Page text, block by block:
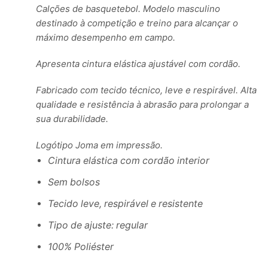
Calções de basquetebol. Modelo masculino
destinado à competição e treino para alcançar o
máximo desempenho em campo.
Apresenta cintura elástica ajustável com cordão.
Fabricado com tecido técnico, leve e respirável. Alta
qualidade e resistência à abrasão para prolongar a
sua durabilidade.
Logótipo Joma em impressão.
Cintura elástica com cordão interior
Sem bolsos
Tecido leve, respirável e resistente
Tipo de ajuste: regular
100% Poliéster